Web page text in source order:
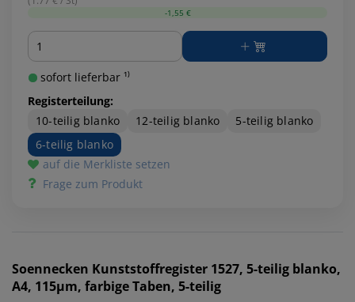
-1,55 €
Menge
sofort lieferbar ¹⁾
Registerteilung:
10-teilig blanko
12-teilig blanko
5-teilig blanko
6-teilig blanko
auf die Merkliste setzen
Frage zum Produkt
Soennecken Kunststoffregister 1527, 5-teilig blanko,
A4, 115µm, farbige Taben, 5-teilig